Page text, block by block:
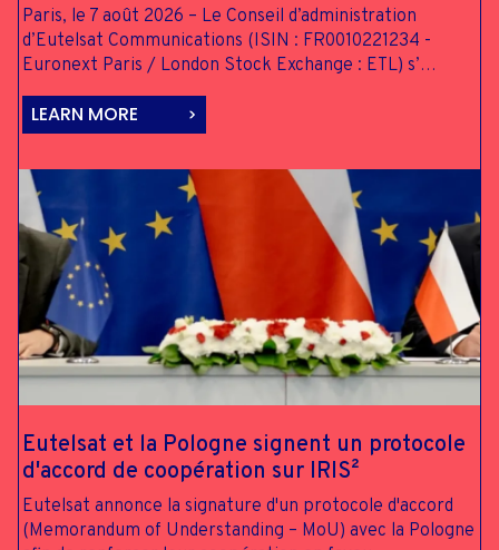
Paris, le 7 août 2026 – Le Conseil d’administration
d’Eutelsat Communications (ISIN : FR0010221234 -
Euronext Paris / London Stock Exchange : ETL) s’…
LEARN MORE
Eutelsat et la Pologne signent un protocole
d'accord de coopération sur IRIS²
Eutelsat annonce la signature d'un protocole d'accord
(Memorandum of Understanding – MoU) avec la Pologne